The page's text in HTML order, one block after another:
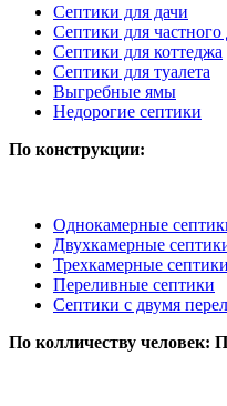
Септики для дачи
Септики для частного
Септики для коттеджа
Септики для туалета
Выгребные ямы
Недорогие септики
По конструкции:
Однокамерные
Двухкамерные
Трехкамерные септики
Переливные септики
Септики с двумя
По колличеству человек: